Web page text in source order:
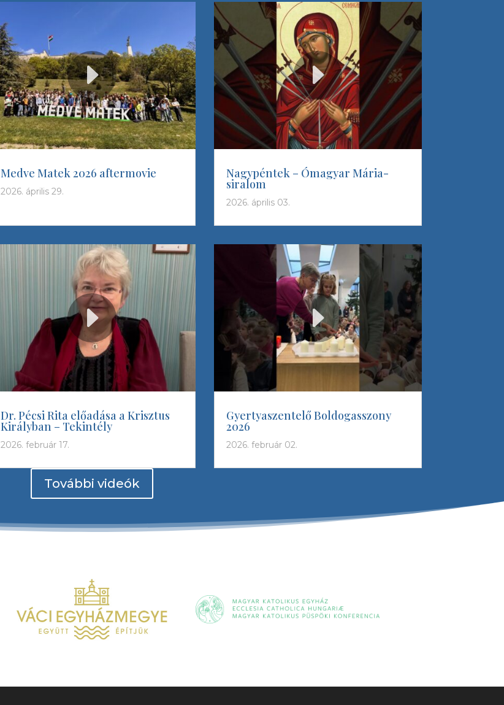
Medve Matek 2026 aftermovie
2026. április 29.
Nagypéntek – Ómagyar Mária-
siralom
2026. április 03.
Dr. Pécsi Rita előadása a Krisztus
Királyban – Tekintély
2026. február 17.
Gyertyaszentelő Boldogasszony
2026
2026. február 02.
További videók